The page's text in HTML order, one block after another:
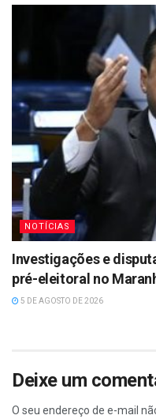
NOTÍCIAS
Investigações e
pré-eleitoral no
5 DE AGOSTO DE 2026
Deixe um
O seu endereço de e-mail